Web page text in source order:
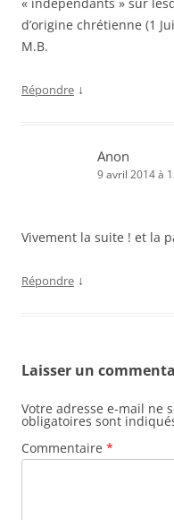
d’origine chrétienne (1
M.B.
Répondre ↓
Anon
9 avril 2014 à
Vivement la suite ! et la
Répondre ↓
Laisser un
Votre adresse e-mail ne
obligatoires sont
Commentaire *